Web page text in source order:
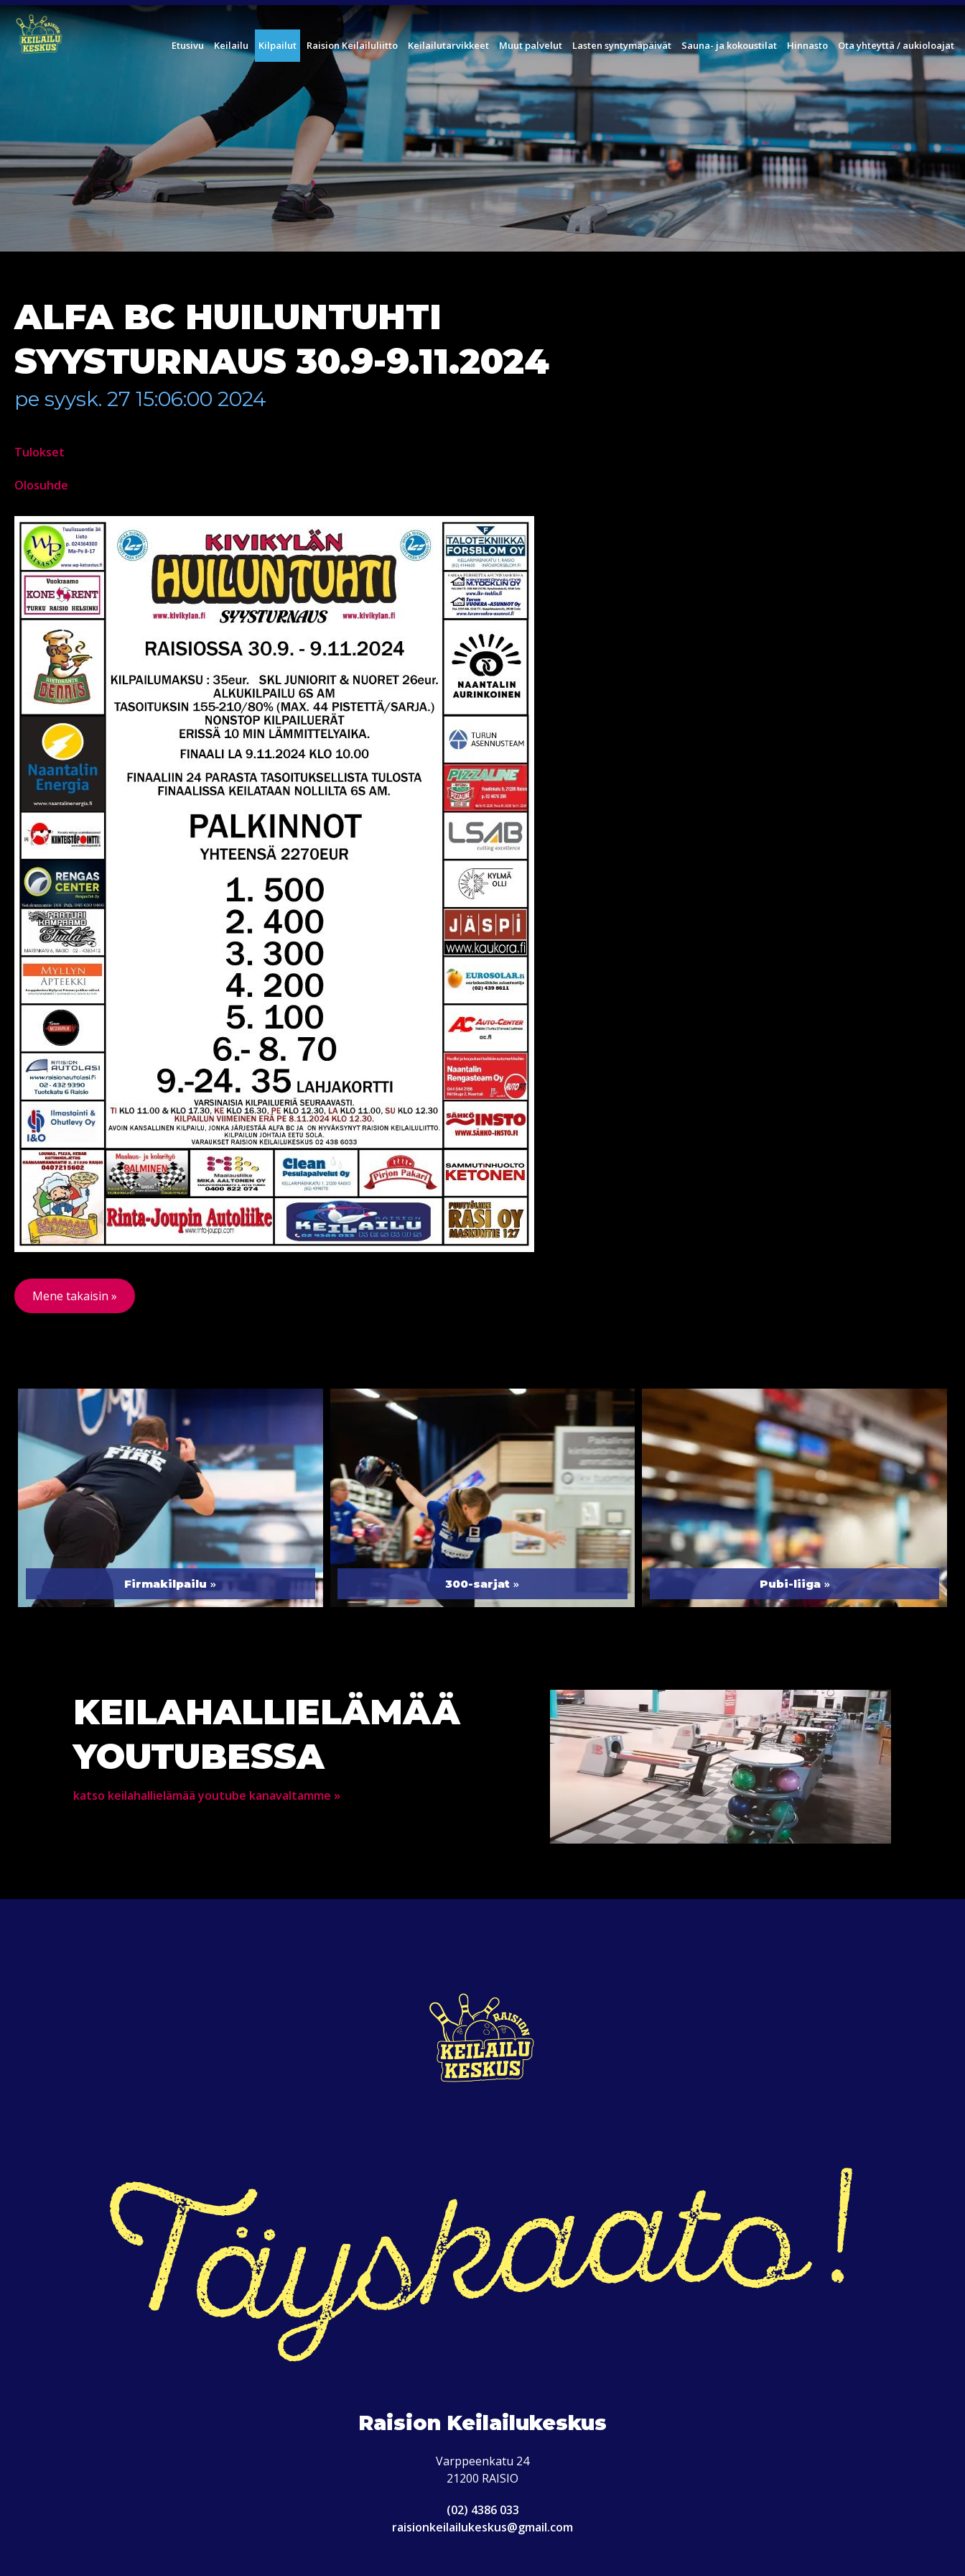
Etusivu Keilailu Kilpailut Raision Keilailuliitto Keilailutarvikkeet Muut palvelut Lasten syntymäpäivät Sauna- ja kokoustilat Hinnasto Ota yhteyttä / aukioloajat
ALFA BC HUILUNTUHTI
SYYSTURNAUS 30.9-9.11.2024
pe syysk. 27 15:06:00 2024
Tulokset
Olosuhde
Mene takaisin »
Firmakilpailu» 300-sarjat» Pubi-liiga»
KEILAHALLIELÄMÄÄ
YOUTUBESSA
katso keilahallielämää youtube kanavaltamme »
Raision Keilailukeskus
Varppeenkatu 24
21200 RAISIO
(02) 4386 033
raisionkeilailukeskus@gmail.com